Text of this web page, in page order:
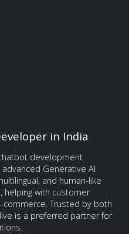
in India
development
Generative AI
and human-like
helping with customer
Trusted by both
is a preferred partner for